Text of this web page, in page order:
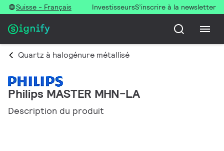
Suisse - Français InvestisseursS’inscrire à la newsletter
Quartz à halogénure métallisé
Philips MASTER MHN-LA
Description du produit